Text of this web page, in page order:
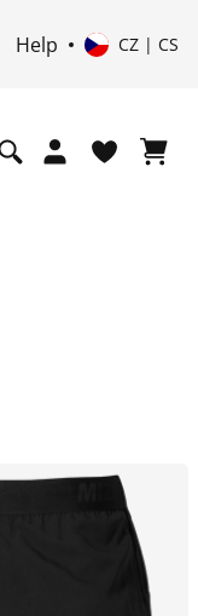
Help CZ | CS